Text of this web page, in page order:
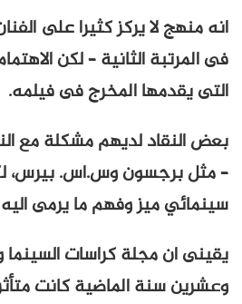
انه منهج لا يركز كثيرا على
فى المرتبة الثانية – لكن
التى يقدمها المخرج فى فيلمه.
بعض النقاد لديهم مشكلة مع
– مثل برجسون وس.اس. بيرس،
سينمائي ميز وفهم ما يرمى
يقينى ان مجلة كراسات
وعشرين سنة الماضية كانت